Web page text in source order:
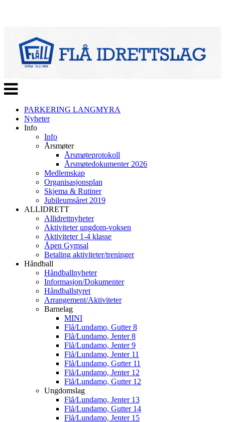
Veksle
navigasjon
PARKERING LANGMYRA
Nyheter
Info
Info
Årsmøter
Årsmøteprotokoll
Årsmøtedokumenter 2026
Medlemskap
Organisasjonsplan
Skjema & Rutiner
Jubileumsåret 2019
ALLIDRETT
Allidrettnyheter
Aktiviteter ungdom-voksen
Aktiviteter 1-4 klasse
Åpen Gymsal
Betaling aktiviteter/treninger
Håndball
Håndballnyheter
Informasjon/Dokumenter
Håndballstyret
Arrangement/Aktiviteter
Barnelag
MINI
Flå/Lundamo, Gutter 8
Flå/Lundamo, Jenter 8
Flå/Lundamo, Jenter 9
Flå/Lundamo, Jenter 11
Flå/Lundamo, Gutter 11
Flå/Lundamo, Jenter 12
Flå/Lundamo, Gutter 12
Ungdomslag
Flå/Lundamo, Jenter 13
Flå/Lundamo, Gutter 14
Flå/Lundamo, Jenter 15